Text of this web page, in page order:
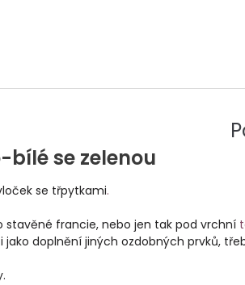
bílé se zelenou
se třpytkami.
stavěné francie, nebo jen tak pod vrchní
jako doplnění jiných ozdobných prvků,